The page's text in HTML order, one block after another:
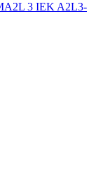
3 IEK A2L3-